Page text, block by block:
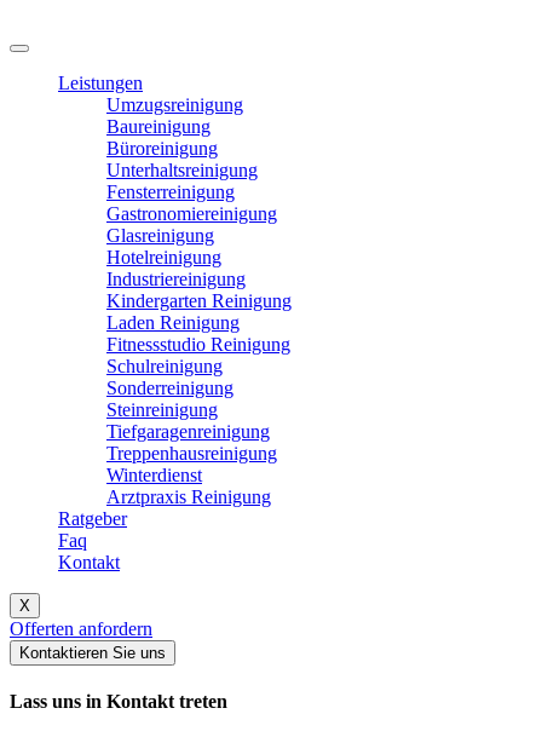
Leistungen
Umzugsreinigung
Baureinigung
Büroreinigung
Unterhaltsreinigung
Fensterreinigung
Gastronomiereinigung
Glasreinigung
Hotelreinigung
Industriereinigung
Kindergarten Reinigung
Laden Reinigung
Fitnessstudio Reinigung
Schulreinigung
Sonderreinigung
Steinreinigung
Tiefgaragenreinigung
Treppenhausreinigung
Winterdienst
Arztpraxis Reinigung
Ratgeber
Faq
Kontakt
X
Offerten anfordern
Kontaktieren Sie uns
Lass uns in Kontakt treten